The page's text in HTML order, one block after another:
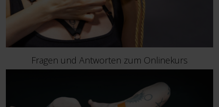
Fragen und Antworten zum Onlinekurs